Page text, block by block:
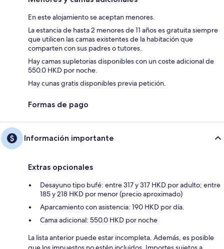
En este alojamiento se aceptan menores.
La estancia de hasta 2 menores de 11 años es gratuita siempre
que utilicen las camas existentes de la habitación que
comparten con sus padres o tutores.
Hay camas supletorias disponibles con un coste adicional de
550.0 HKD por noche.
Hay cunas gratis disponibles previa petición.
Formas de pago
Información importante
Extras opcionales
Desayuno tipo bufé: entre 317 y 317 HKD por adulto; entre
185 y 218 HKD por menor (precio aproximado)
Aparcamiento con asistencia: 190 HKD por día.
Cama adicional: 550.0 HKD por noche
La lista anterior puede estar incompleta. Además, es posible